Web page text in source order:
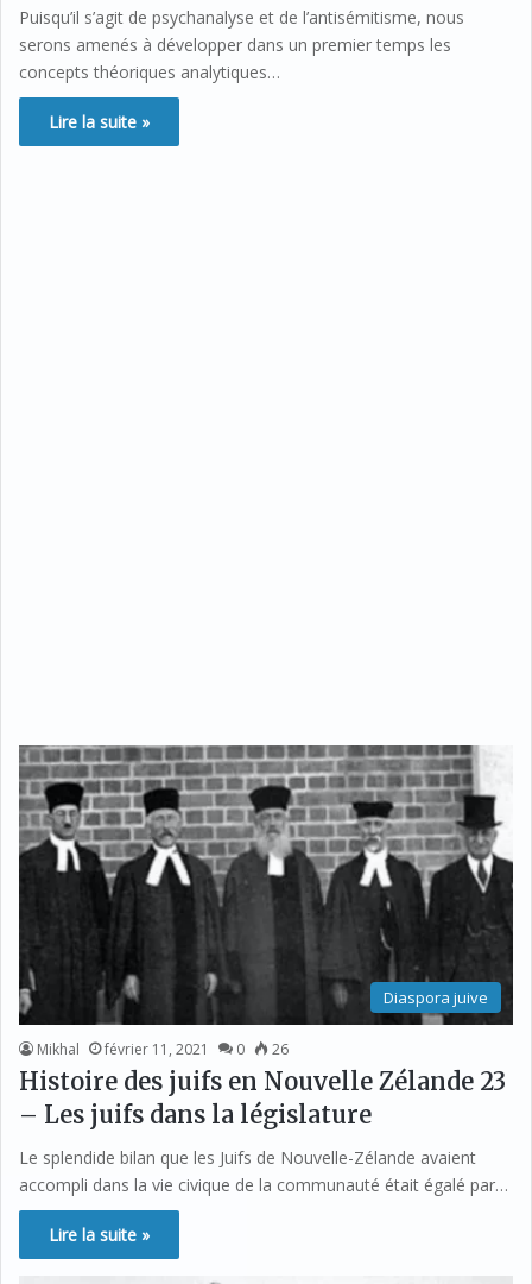
Puisqu’il s’agit de psychanalyse et de l’antisémitisme, nous
serons amenés à développer dans un premier temps les
concepts théoriques analytiques…
Lire la suite »
Diaspora juive
Mikhal février 11, 2021 0 26
Histoire des juifs en Nouvelle Zélande 23
– Les juifs dans la législature
Le splendide bilan que les Juifs de Nouvelle-Zélande avaient
accompli dans la vie civique de la communauté était égalé par…
Lire la suite »